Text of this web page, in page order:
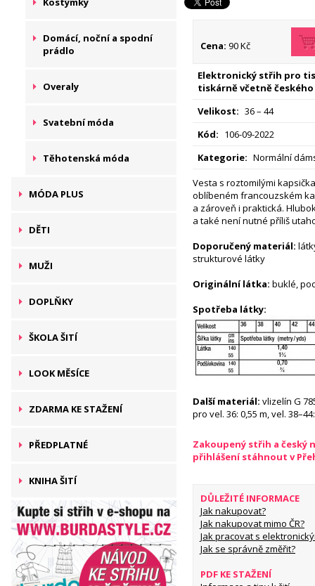
Domácí, noční a spodní
prádlo
Overaly
Svatební móda
Těhotenská móda
MÓDA PLUS
DĚTI
MUŽI
DOPLŇKY
ŠKOLA ŠITÍ
LOOK MĚSÍCE
ZDARMA KE STAŽENÍ
PŘEDPLATNÉ
KNIHA ŠITÍ
Cena: 90 Kč
Elektronický střih pro
tiskárně včetně českého
Velikost: 36 – 44
Kód: 106-09-2022
Kategorie: Normální
Vesta s roztomilými
oblíbeném francouzském
a zároveň i praktická.
a také není nutné příliš
Doporučený materiál:
strukturové látky
Originální látka: buklé,
Spotřeba látky:
Další materiál: vlizelín G
pro vel. 36: 0,55 m, vel.
Zakoupený střih a český
přihlášení stáhnout v
DŮLEŽITÉ INFORMACE
Jak nakupovat?
Jak nakupovat mimo ČR?
Jak pracovat s
Jak se správně změřit?
PDF KE STAŽENÍ